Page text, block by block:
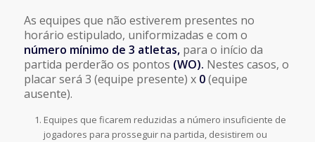
As equipes que não estiverem presentes no
horário estipulado, uniformizadas e com o
número mínimo de 3 atletas, para o início da
partida perderão os pontos (WO). Nestes casos, o
placar será 3 (equipe presente) x 0(equipe
ausente).
Equipes que ficarem reduzidas a número insuficiente de
jogadores para prosseguir na partida, desistirem ou